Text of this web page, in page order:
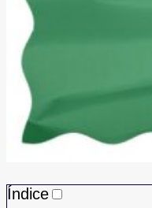
Índice